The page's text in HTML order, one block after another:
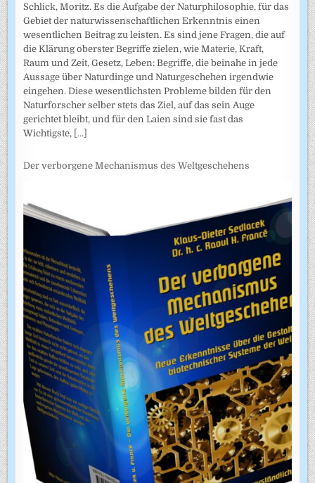
Schlick, Moritz. Es die Aufgabe der Naturphilosophie, für das
Gebiet der naturwissenschaftlichen Erkenntnis einen
wesentlichen Beitrag zu leisten. Es sind jene Fragen, die auf
die Klärung oberster Begriffe zielen, wie Materie, Kraft,
Raum und Zeit, Gesetz, Leben: Begriffe, die beinahe in jede
Aussage über Naturdinge und Naturgeschehen irgendwie
eingehen. Diese wesentlichsten Probleme bilden für den
Naturforscher selber stets das Ziel, auf das sein Auge
gerichtet bleibt, und für den Laien sind sie fast das
Wichtigste, [...]
Der verborgene Mechanismus des Weltgeschehens